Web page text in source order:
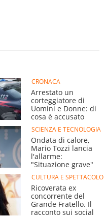
CRONACA
Arrestato un
corteggiatore di
Uomini e Donne: di
cosa è accusato
SCIENZA E TECNOLOGIA
Ondata di calore,
Mario Tozzi lancia
l'allarme:
"Situazione grave"
CULTURA E SPETTACOLO
Ricoverata ex
concorrente del
Grande Fratello. Il
racconto sui social